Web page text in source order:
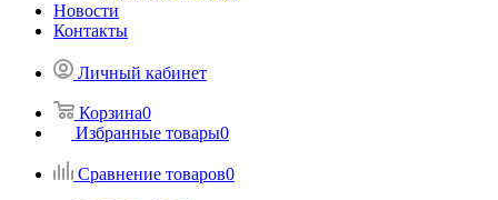
Новости
Контакты
Личный кабинет
Корзина0
Избранные товары0
Сравнение товаров0